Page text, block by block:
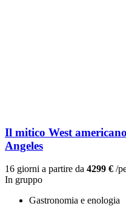
Il mitico West
Angeles
16 giorni a partire da 4299 € /
In gruppo
Gastronomia e enologia